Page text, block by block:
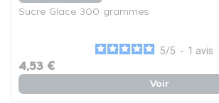
Sucre Glace 300 grammes
5/5 - 1 avis
4,53 €
Voir